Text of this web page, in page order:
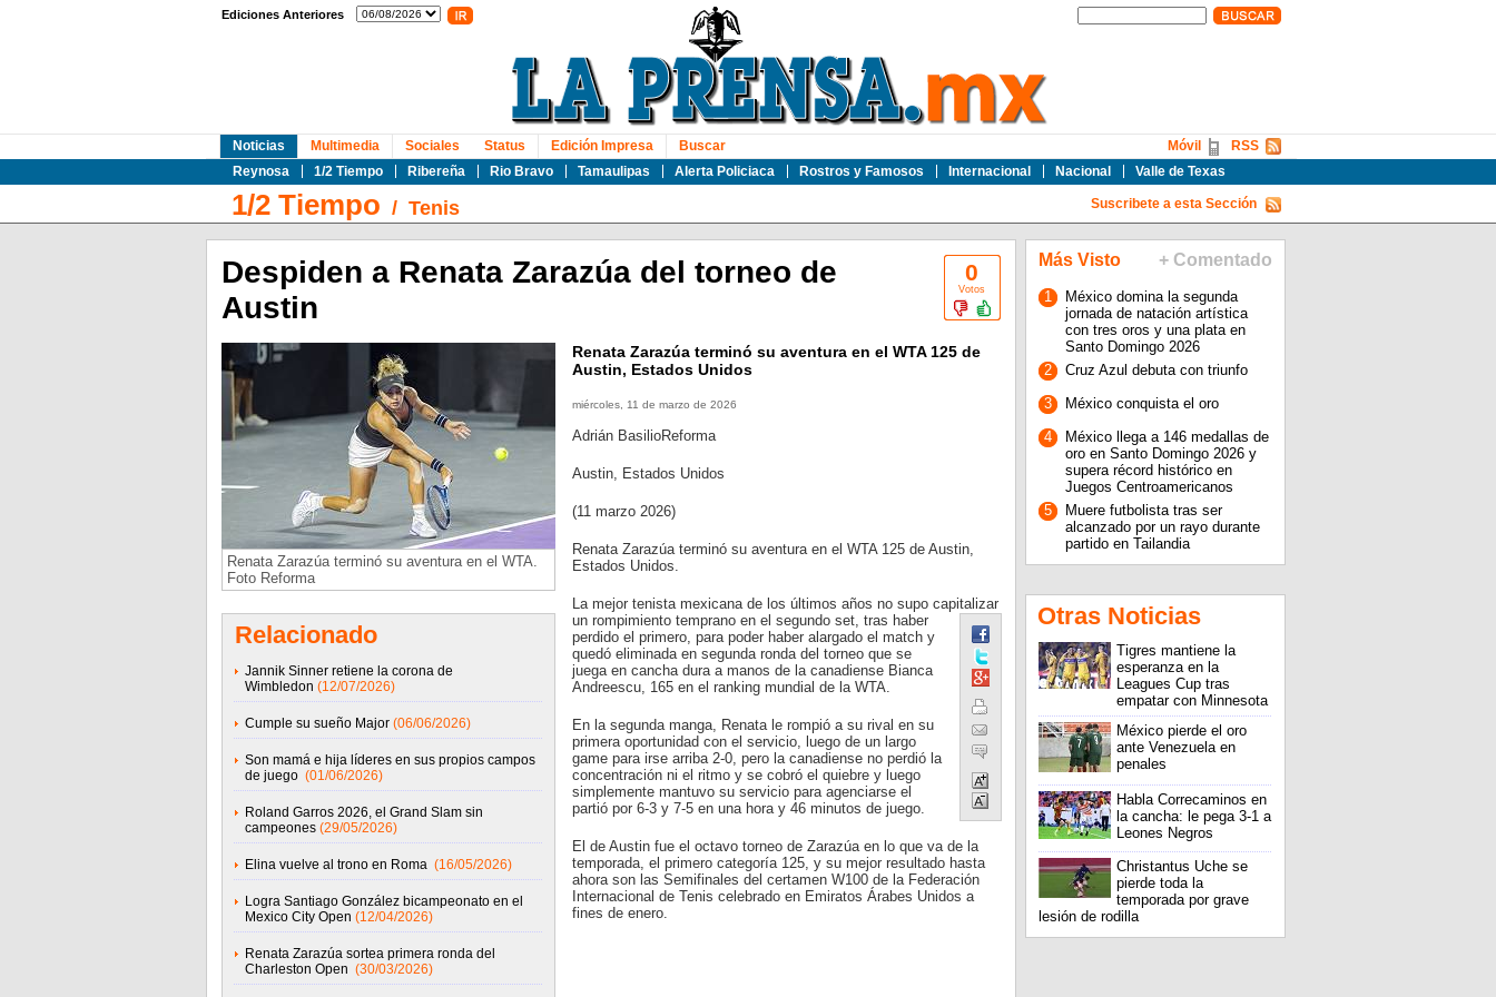
Ediciones Anteriores
Noticias
Reynosa
1/2 Tiempo Ribereña Rio Bravo Tamaulipas Alerta Policiaca Rostros y Famosos Internacional Nacional Valle de Texas
Multimedia Sociales Status Edición Impresa Buscar RSS
Móvil
1/2 Tiempo / Tenis Suscribete a esta Sección
0
Votos
Despiden a Renata Zarazúa del torneo de
Austin
Renata Zarazúa terminó su aventura en el WTA.
Foto Reforma
Relacionado
Jannik Sinner retiene la corona de
Wimbledon (12/07/2026)
Cumple su sueño Major (06/06/2026)
Son mamá e hija líderes en sus propios campos
de juego (01/06/2026)
Roland Garros 2026, el Grand Slam sin
campeones (29/05/2026)
Elina vuelve al trono en Roma (16/05/2026)
Logra Santiago González bicampeonato en el
Mexico City Open (12/04/2026)
Renata Zarazúa sortea primera ronda del
Charleston Open (30/03/2026)
Renata Zarazúa terminó su aventura en el WTA 125 de
Austin, Estados Unidos
miércoles, 11 de marzo de 2026
Adrián BasilioReforma
Austin, Estados Unidos
(11 marzo 2026)
Renata Zarazúa terminó su aventura en el WTA 125 de Austin,
Estados Unidos.
La mejor tenista mexicana de los últimos años no supo capitalizar
un rompimiento temprano en el segundo set, tras haber
perdido el primero, para poder haber alargado el match y
quedó eliminada en segunda ronda del torneo que se
juega en cancha dura a manos de la canadiense Bianca
Andreescu, 165 en el ranking mundial de la WTA.
En la segunda manga, Renata le rompió a su rival en su
primera oportunidad con el servicio, luego de un largo
game para irse arriba 2-0, pero la canadiense no perdió la
concentración ni el ritmo y se cobró el quiebre y luego
simplemente mantuvo su servicio para agenciarse el
partió por 6-3 y 7-5 en una hora y 46 minutos de juego.
El de Austin fue el octavo torneo de Zarazúa en lo que va de la
temporada, el primero categoría 125, y su mejor resultado hasta
ahora son las Semifinales del certamen W100 de la Federación
Internacional de Tenis celebrado en Emiratos Árabes Unidos a
fines de enero.
Más Visto + Comentado
1
México domina la segunda
jornada de natación artística
con tres oros y una plata en
Santo Domingo 2026
2
Cruz Azul debuta con triunfo
3
México conquista el oro
4
México llega a 146 medallas de
oro en Santo Domingo 2026 y
supera récord histórico en
Juegos Centroamericanos
5
Muere futbolista tras ser
alcanzado por un rayo durante
partido en Tailandia
Otras Noticias
Tigres mantiene la
esperanza en la
Leagues Cup tras
empatar con Minnesota
México pierde el oro
ante Venezuela en
penales
Habla Correcaminos en
la cancha: le pega 3-1 a
Leones Negros
Christantus Uche se
pierde toda la
temporada por grave
lesión de rodilla